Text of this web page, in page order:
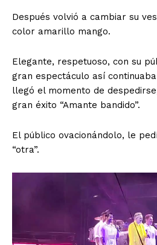
Después volvió a cambiar su
color amarillo mango.
Elegante, respetuoso, con su
gran espectáculo así
llegó el momento de
gran éxito “Amante bandido”.
El público ovacionándolo, le
“otra”.